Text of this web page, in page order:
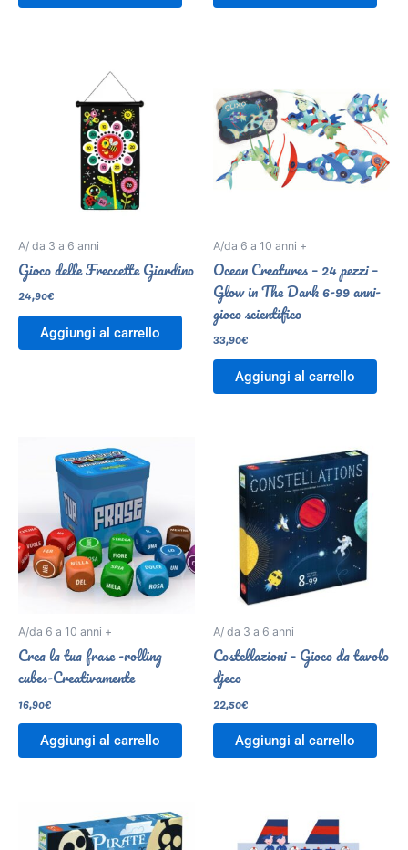
A/ da 3 a 6 anni
Gioco delle Freccette Giardino
24,90€
Aggiungi al carrello
A/da 6 a 10 anni +
Ocean Creatures – 24 pezzi –
Glow in The Dark 6-99 anni-
gioco scientifico
33,90€
Aggiungi al carrello
A/da 6 a 10 anni +
Crea la tua frase -rolling
cubes-Creativamente
16,90€
Aggiungi al carrello
A/ da 3 a 6 anni
Costellazioni – Gioco da tavolo
djeco
22,50€
Aggiungi al carrello